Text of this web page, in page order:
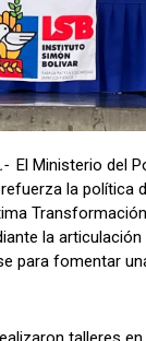
El Ministerio del
la política
la articulación
para fomentar